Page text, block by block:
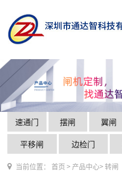
速通门 摆闸 翼闸
平移闸
边检门
当前位置： 首页 > 产品中心> 转闸